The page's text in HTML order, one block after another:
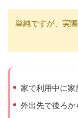
単純ですが、実
家で利用中に家
外出先で後ろか